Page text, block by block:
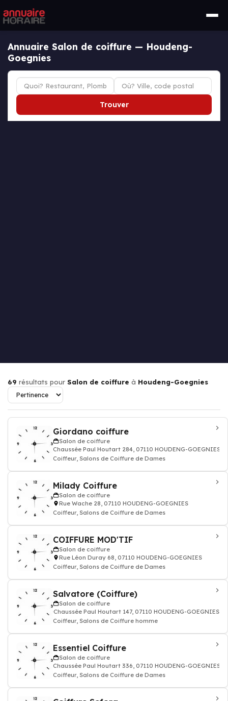
Annuaire Salon de coiffure — Houdeng-
Goegnies
Trouver
69 résultats pour Salon de coiffure à Houdeng-Goegnies
Giordano coiffure
Salon de coiffure
Chaussée Paul Houtart 284, 07110 HOUDENG-GOEGNIES
Coiffeur, Salons de Coiffure de Dames
Milady Coiffure
Salon de coiffure
Rue Wache 28, 07110 HOUDENG-GOEGNIES
Coiffeur, Salons de Coiffure de Dames
COIFFURE MOD'TIF
Salon de coiffure
Rue Léon Duray 68, 07110 HOUDENG-GOEGNIES
Coiffeur, Salons de Coiffure de Dames
Salvatore (Coiffure)
Salon de coiffure
Chaussée Paul Houtart 147, 07110 HOUDENG-GOEGNIES
Coiffeur, Salons de Coiffure homme
Essentiel Coiffure
Salon de coiffure
Chaussée Paul Houtart 336, 07110 HOUDENG-GOEGNIES
Coiffeur, Salons de Coiffure de Dames